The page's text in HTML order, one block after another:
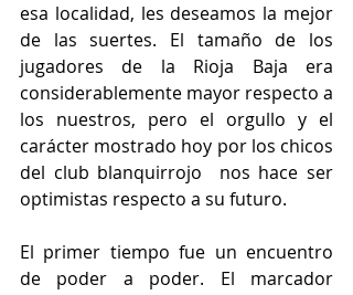
esa localidad, les deseamos la mejor
de las suertes. El tamaño de los
jugadores de la Rioja Baja era
considerablemente mayor respecto a
los nuestros, pero el orgullo y el
carácter mostrado hoy por los chicos
del club blanquirrojo  nos hace ser
optimistas respecto a su futuro.
El primer tiempo fue un encuentro
de poder a poder. El marcador